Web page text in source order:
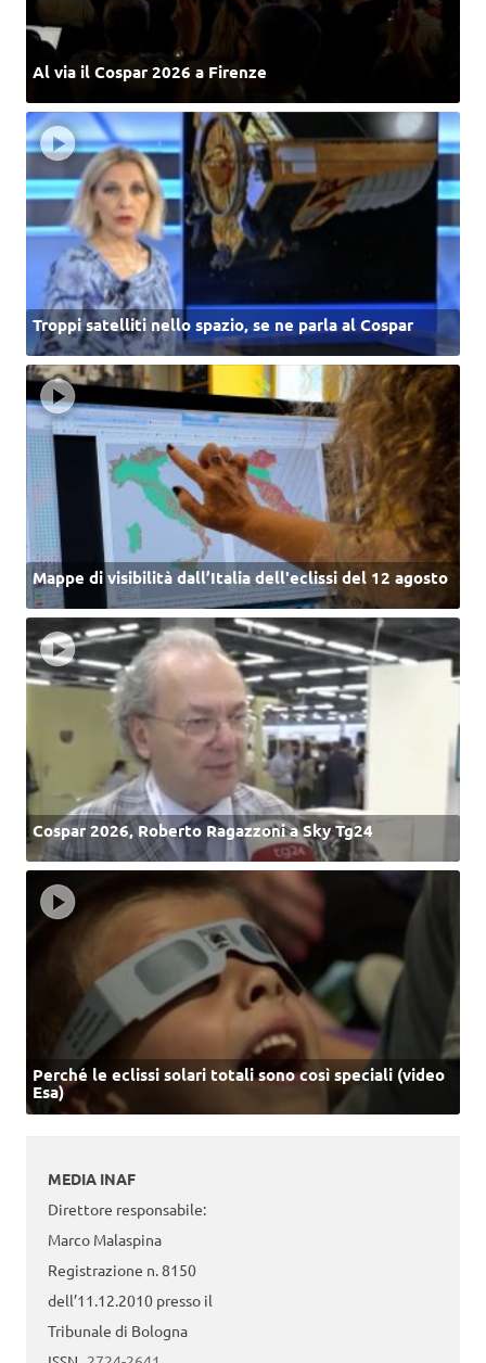
Al via il Cospar 2026 a Firenze
Troppi satelliti nello spazio, se ne parla al Cospar
Mappe di visibilità dall’Italia dell'eclissi del 12 agosto
Cospar 2026, Roberto Ragazzoni a Sky Tg24
Perché le eclissi solari totali sono così speciali (video
Esa)
MEDIA INAF
Direttore responsabile:
Marco Malaspina
Registrazione n. 8150
dell’11.12.2010 presso il
Tribunale di Bologna